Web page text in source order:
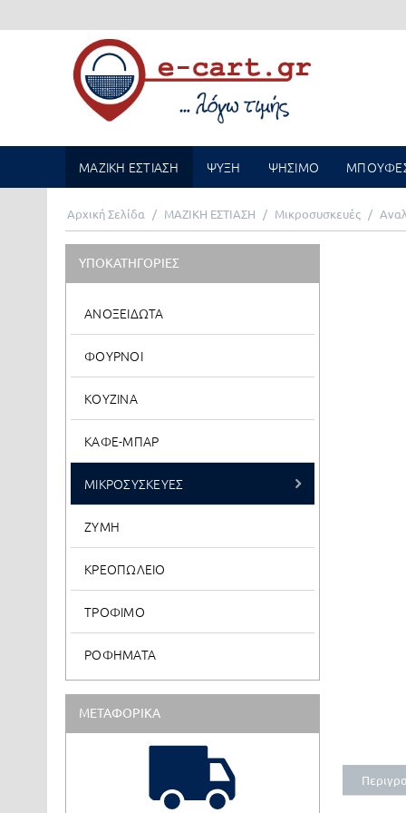
ΜΑΖΙΚΗ ΕΣΤΙΑΣΗ ΨΥΞΗ ΨΗΣΙΜΟ
Αρχική Σελίδα / ΜΑΖΙΚΗ ΕΣΤΙΑΣΗ / Μικροσυσκευές /
ΥΠΟΚΑΤΗΓΟΡΙΕΣ
ΑΝΟΞΕΙΔΩΤΑ
ΦΟΥΡΝΟΙ
ΚΟΥΖΙΝΑ
ΚΑΦΕ-ΜΠΑΡ
ΜΙΚΡΟΣΥΣΚΕΥΕΣ
ΖΥΜΗ
ΚΡΕΟΠΩΛΕΙΟ
ΤΡΟΦΙΜΟ
ΡΟΦΗΜΑΤΑ
ΜΕΤΑΦΟΡΙΚΑ